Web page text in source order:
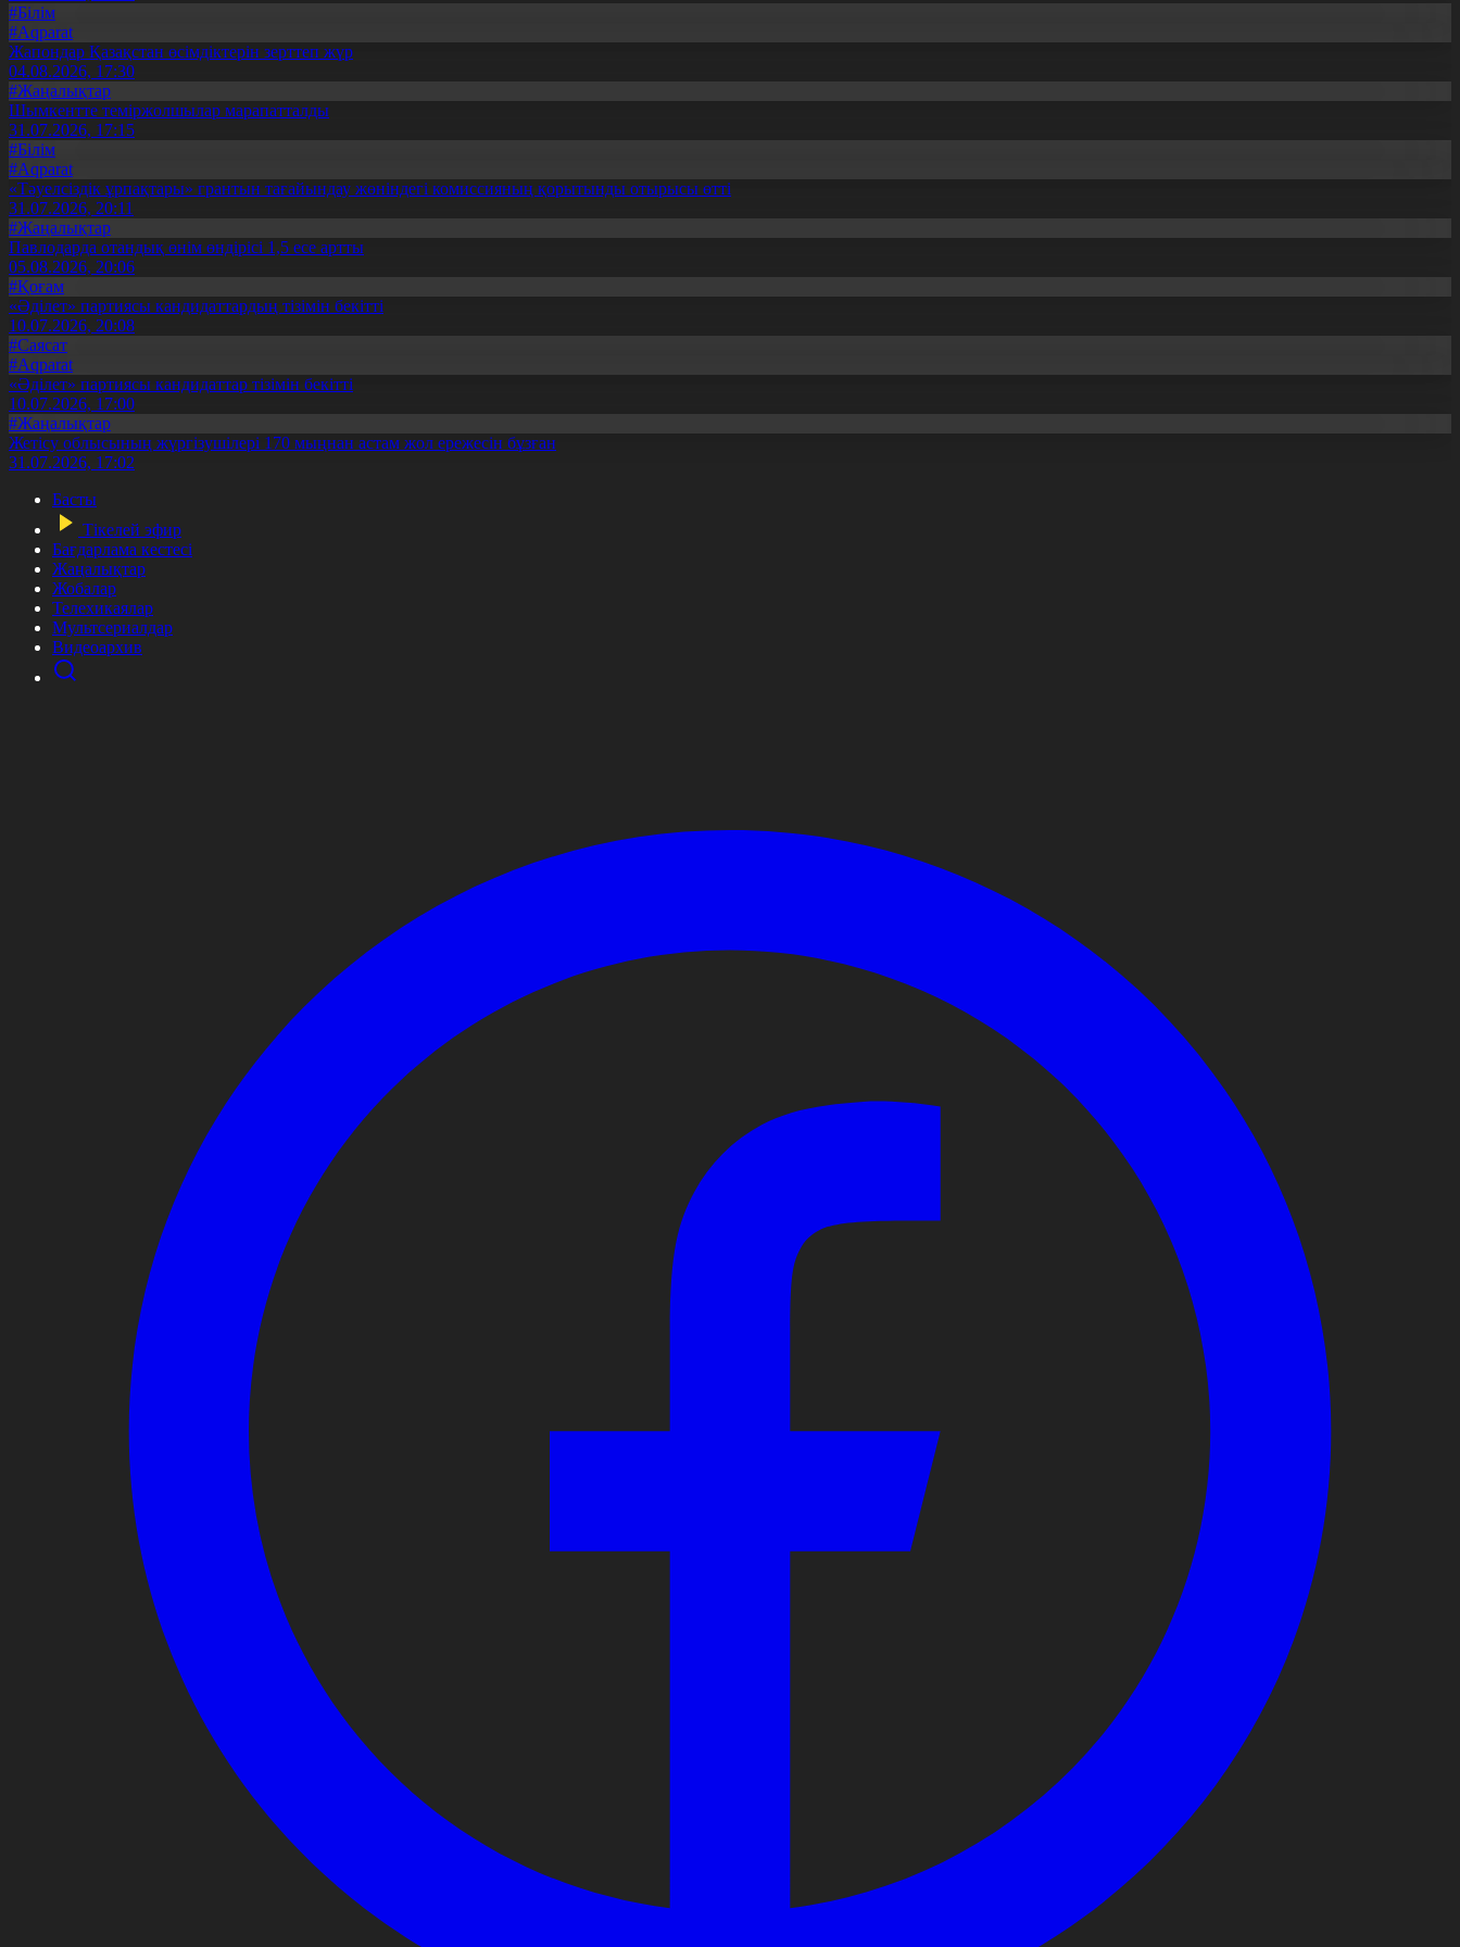
#Білім
#Aqparat
Жапондар Қазақстан өсімдіктерін зерттеп жүр
04.08.2026, 17:30
#Жаңалықтар
Шымкентте теміржолшылар марапатталды
31.07.2026, 17:15
#Білім
#Aqparat
«Тәуелсіздік ұрпақтары» грантын тағайындау жөніндегі комиссияның қорытынды отырысы өтті
31.07.2026, 20:11
#Жаңалықтар
Павлодарда отандық өнім өндірісі 1,5 есе артты
05.08.2026, 20:06
#Қоғам
«Әділет» партиясы кандидаттардың тізімін бекітті
10.07.2026, 20:08
#Саясат
#Aqparat
«Әділет» партиясы кандидаттар тізімін бекітті
10.07.2026, 17:00
#Жаңалықтар
Жетісу облысының жүргізушілері 170 мыңнан астам жол ережесін бұзған
31.07.2026, 17:02
Басты
Тікелей эфир
Бағдарлама кестесі
Жаңалықтар
Жобалар
Телехикаялар
Мультсериалдар
Видеоархив